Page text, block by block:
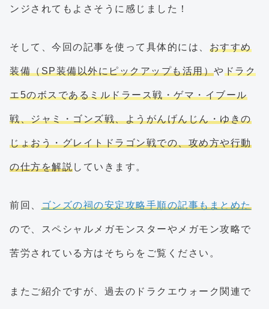
ンジされてもよさそうに感じました！
そして、今回の記事を使って具体的には、 おすすめ
装備（SP装備以外にピックアップも活用）やドラク
エ5のボスであるミルドラース戦・ゲマ・イブール
戦、ジャミ・ゴンズ戦、ようがんげんじん・ゆきの
じょおう・グレイトドラゴン戦での、攻め方や行動
の仕方を解説していきます。
前回、 ゴンズの祠の安定攻略手順の記事もまとめた
ので、スペシャルメガモンスターやメガモン攻略で
苦労されている方はそちらをご覧ください。
またご紹介ですが、過去のドラクエウォーク関連で